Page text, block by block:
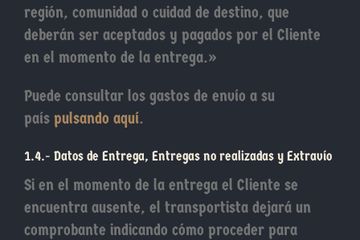
región, comunidad o cuidad de destino, que
deberán ser aceptados y pagados por el Cliente
en el momento de la entrega.»
Puede consultar los gastos de envío a su
país pulsando aquí.
1.4.- Datos de Entrega, Entregas no realizadas y Extravío
Si en el momento de la entrega el Cliente se
encuentra ausente, el transportista dejará un
comprobante indicando cómo proceder para